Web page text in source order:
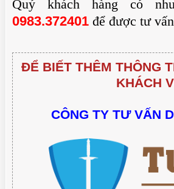
Quý khách hàng có
0983.372401 để được tư
ĐỂ BIẾT THÊM THÔNG
KHÁCH
CÔNG TY TƯ VẤN